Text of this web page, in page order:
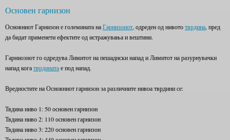
Основен гарнизон
Основниот Гарнизон е големината наГарнизонот, одреден од нивототврдина, пред
да бидат применети ефектите од истражувања и вештини.
Гарниознот го одредува Лимитот на пешадиски напад и Лимитот на разурнувачки
напад когатврдинатае под напад.
Вредностите на Основниот гарнизон за различните нивоа тврдини се:
Твдина ниво 1: 50 основен гарнизон
Твдина ниво 2: 110 основен гарнизон
Твдина ниво 3: 220 основен гарнизон